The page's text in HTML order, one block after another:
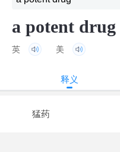
a potent drug
英 美
释义
猛药